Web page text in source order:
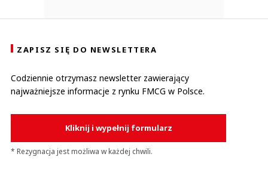
ZAPISZ SIĘ DO NEWSLETTERA
Codziennie otrzymasz newsletter zawierający
najważniejsze informacje z rynku FMCG w Polsce.
Kliknij i wypełnij formularz
* Rezygnacja jest możliwa w każdej chwili.